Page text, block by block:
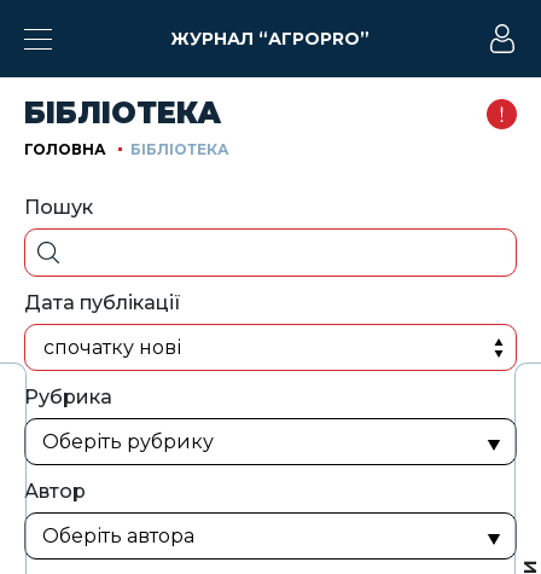
ЖУРНАЛ “АГРОPRO”
БІБЛІОТЕКА
ГОЛОВНА БІБЛІОТЕКА
Пошук
Дата публікації
спочатку нові
Рубрика
Автор